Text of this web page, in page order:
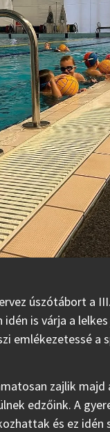
úszótábort a
is várja a
emlékezetessé
zajlik
edzőink. A
és ez idén